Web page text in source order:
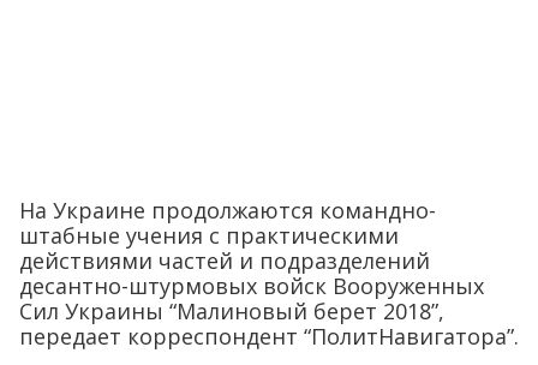
На Украине продолжаются командно-
штабные учения с практическими
действиями частей и подразделений
десантно-штурмовых войск Вооруженных
Сил Украины “Малиновый берет 2018”,
передает корреспондент “ПолитНавигатора”.